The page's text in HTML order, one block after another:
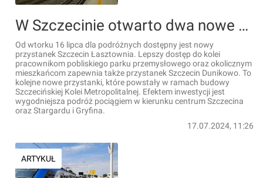
W Szczecinie otwarto dwa nowe przystanki kolejowe [ZDJĘCIA]
Od wtorku 16 lipca dla podróżnych dostępny jest nowy
przystanek Szczecin Łasztownia. Lepszy dostęp do kolei
pracownikom pobliskiego parku przemysłowego oraz okolicznym
mieszkańcom zapewnia także przystanek Szczecin Dunikowo. To
kolejne nowe przystanki, które powstały w ramach budowy
Szczecińskiej Kolei Metropolitalnej. Efektem inwestycji jest
wygodniejsza podróż pociągiem w kierunku centrum Szczecina
oraz Stargardu i Gryfina.
17.07.2024, 11:26
ARTYKUŁ